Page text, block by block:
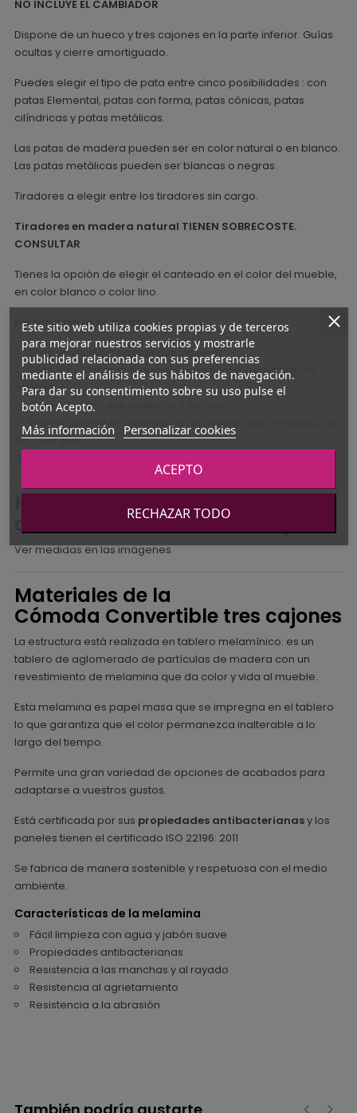
NO INCLUYE EL CAMBIADOR
Dispone de un hueco y tres cajones en la parte inferior. Guías
ocultas y cierre amortiguado.
Puedes elegir el tipo de pata entre cinco posibilidades : con
patas Elemental, patas con forma, patas cónicas, patas
cilíndricas y patas metálicas.
Las patas de madera pueden ser en color natural o en blanco.
Las patas metálicas pueden ser blancas o negras.
Tiradores a elegir entre los tiradores sin cargo.
Tiradores en madera natural TIENEN SOBRECOSTE.
CONSULTAR
Tienes la opción de elegir el canteado en el color del mueble,
en color blanco o color lino.
Personaliza la cómoda:
Elige la opción de patas que pefieras.
Elige los colores que quieres para tu cómoda entre los
ofertados
Elige el tirador que prefieras y su color.
Elige si quieres el canteado en el mismo color, en blanco o
en color lino.
Medidas de la
comoda convertible tres cajones
Ver medidas en las imágenes
Materiales de la
Cómoda Convertible tres cajones
La estructura está realizada en tablero melamínico: es un
tablero de aglomerado de partículas de madera con un
revestimiento de melamina que da color y vida al mueble.
Esta melamina es papel masa que se impregna en el tablero
lo que garantiza que el color permanezca inalterable a lo
largo del tiempo.
Permite una gran variedad de opciones de acabados para
adaptarse a vuestros gustos.
Está certificada por sus propiedades antibacterianasy los
paneles tienen el certificado ISO 22196: 2011
Se fabrica de manera sostenible y respetuosa con el medio
ambiente.
Características de la melamina
Fácil limpieza con agua y jabón suave
Propiedades antibacterianas
Resistencia a las manchas y al rayado
Resistencia al agrietamiento
Resistencia a la abrasión
Este sitio web utiliza cookies propias y de terceros
para mejorar nuestros servicios y mostrarle
publicidad relacionada con sus preferencias
mediante el análisis de sus hábitos de navegación.
Para dar su consentimiento sobre su uso pulse el
botón Acepto.
Más información Personalizar cookies
RECHAZAR TODO
ACEPTO